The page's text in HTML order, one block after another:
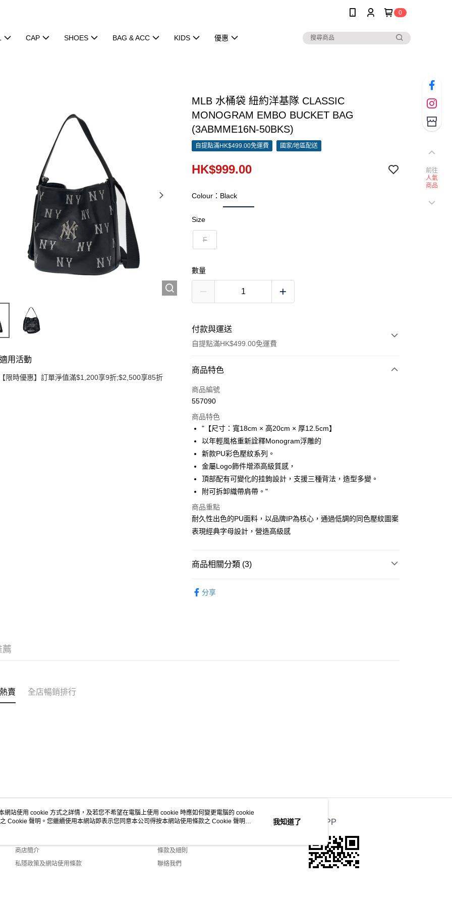
0
CAP SHOES BAG & ACC KIDS 優惠
用活動
限時優惠】訂單淨值滿$1,200享9折;$2,500享85折
MLB 水桶袋 紐約洋基隊 CLASSIC
MONOGRAM EMBO BUCKET BAG
(3ABMME16N-50BKS)
自提點滿HK$499.00免運費 國家/地區配送
HK$999.00
Colour：Black
Size
F
數量
付款與運送
自提點滿HK$499.00免運費
付款方式
信用卡
Google Pay
AlipayHK
WeChat Pay
送貨方式
付款後順豐站及營業點
每筆HK$50.00，滿HK$499.00或以上免運費
每筆HK$50.00，滿HK$499.00或以上免運費
每筆HK$50.00，滿HK$499.00或以上免運費
商品特色
商品編號
557090
商品特色
"【尺寸：寬18cm × 高20cm × 厚12.5cm】
以年輕風格重新詮釋Monogram浮雕的
新款PU彩色壓紋系列。
金屬Logo飾件增添高級質感，
頂部配有可變化的挂鉤設計，支援三種背法，造型多變。
附可拆卸織帶肩帶。"
商品重點
耐久性出色的PU面料，以品牌IP為核心，通過低調的同色壓紋圖案
表現經典字母設計，營造高級感
商品相關分類 (3)
分享
薦
賣 全店暢銷排行
關於我們
商店簡介
私隱政策及網站使用條款
客戶服務
條款及細則
聯絡我們
官方APP
前往
人氣
商品
網站使用 cookie 方式之詳情，及若您不希望在電腦上使用 cookie 時應如何變更電腦的 cookie
Cookie 聲明。您繼續使用本網站即表示您同意本公司得按本網站使用條款之 Cookie 聲明使
我知道了